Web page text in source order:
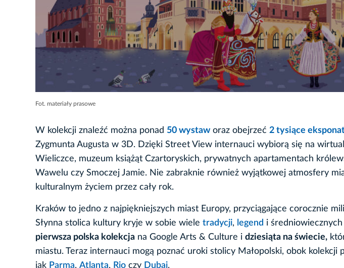
Fot. materiały prasowe
W kolekcji znaleźć można ponad 50 wystaw oraz obejrzeć 2 tysiące
Zygmunta Augusta w 3D. Dzięki Street View internauci wybiorą się na
Wieliczce, muzeum książąt Czartoryskich, prywatnych apartamentach
Wawelu czy Smoczej Jamie. Nie zabraknie również wyjątkowej atmosfery
kulturalnym życiem przez cały rok.
Kraków to jedno z najpiękniejszych miast Europy, przyciągające corocznie
Słynna stolica kultury kryje w sobie wiele tradycji, legend i
pierwsza polska kolekcja na Google Arts & Culture i dziesiąta na świecie,
miastu. Teraz internauci mogą poznać uroki stolicy Małopolski, obok
jak Parma, Atlanta, Rio czy Dubaj.